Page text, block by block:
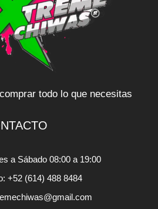
todo lo que necesitas
a Sábado 08:00 a 19:00
+52 (614) 488 8484